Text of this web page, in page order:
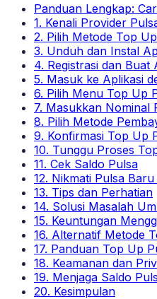
Panduan Lengkap:
1. Kenali Provider
2. Pilih Metode Top
3. Unduh dan Instal
4. Registrasi dan Buat
5. Masuk ke Aplikasi
6. Pilih Menu Top Up
7. Masukkan Nominal
8. Pilih Metode
9. Konfirmasi Top Up
10. Tunggu Proses
11. Cek Saldo Pulsa
12. Nikmati Pulsa
13. Tips dan Perhatian
14. Solusi Masalah
15. Keuntungan
16. Alternatif Metode
17. Panduan Top Up
18. Keamanan dan
19. Menjaga Saldo
20. Kesimpulan